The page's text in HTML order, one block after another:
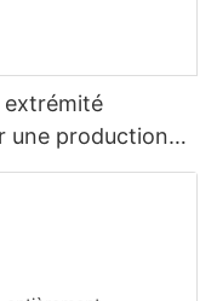
extrémité
une production
précision